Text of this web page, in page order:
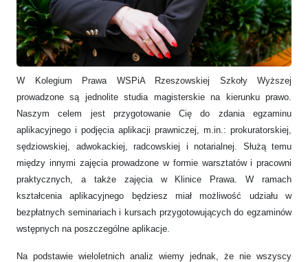
W Kolegium Prawa WSPiA Rzeszowskiej Szkoły Wyższej
prowadzone są jednolite studia magisterskie na kierunku prawo.
Naszym celem jest przygotowanie Cię do zdania egzaminu
aplikacyjnego i podjęcia aplikacji prawniczej, m.in.: prokuratorskiej,
sędziowskiej, adwokackiej, radcowskiej i notarialnej. Służą temu
między innymi zajęcia prowadzone w formie warsztatów i pracowni
praktycznych, a także zajęcia w Klinice Prawa. W ramach
kształcenia aplikacyjnego będziesz miał możliwość udziału w
bezpłatnych seminariach i kursach przygotowujących do egzaminów
wstępnych na poszczególne aplikacje.
Na podstawie wieloletnich analiz wiemy jednak, że nie wszyscy